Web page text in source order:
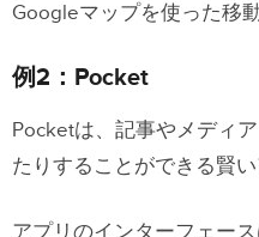
Googleマップを使った移
例2：Pocket
Pocketは、記事やメディ
たりすることができる賢い